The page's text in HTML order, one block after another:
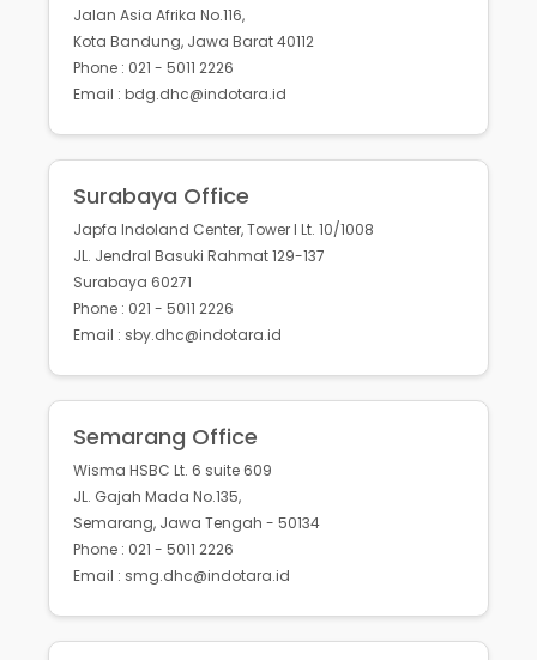
Jalan Asia Afrika No.116,
Kota Bandung, Jawa Barat 40112
Phone : 021 - 5011 2226
Email : bdg.dhc@indotara.id
Surabaya Office
Japfa Indoland Center, Tower I Lt. 10/1008
JL. Jendral Basuki Rahmat 129-137
Surabaya 60271
Phone : 021 - 5011 2226
Email : sby.dhc@indotara.id
Semarang Office
Wisma HSBC Lt. 6 suite 609
JL. Gajah Mada No.135,
Semarang, Jawa Tengah - 50134
Phone : 021 - 5011 2226
Email : smg.dhc@indotara.id